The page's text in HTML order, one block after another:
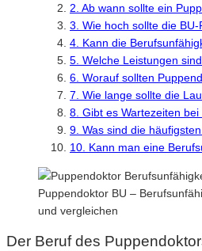
2. Ab wann sollte ein
3. Wie hoch sollte die
4. Kann die
5. Welche Leistungen
6. Worauf sollten
7. Wie lange sollte die
8. Gibt es Wartezeiten
9. Was sind die
10. Kann man eine
Puppendoktor BU –
und vergleichen
Der Beruf des